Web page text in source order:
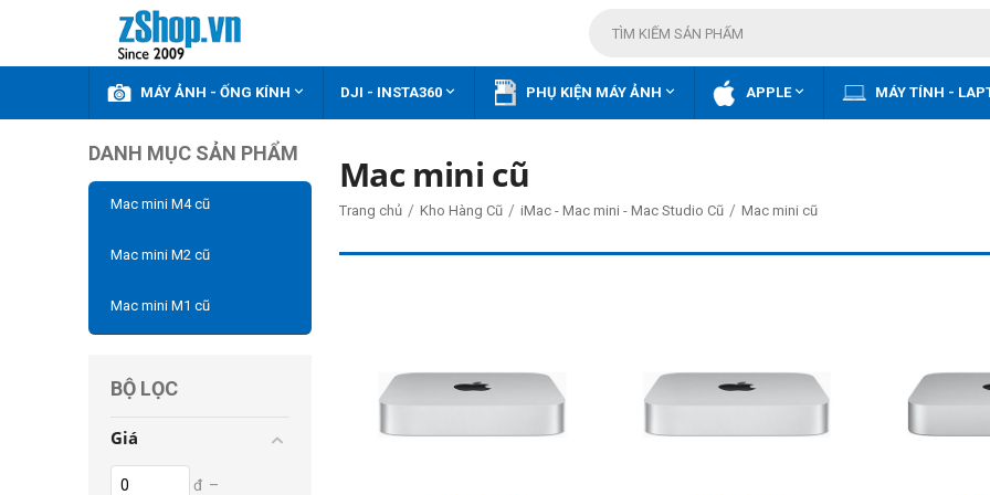
KHUYẾN MÃI
MÁY ẢNH - ỐNG KÍNH  DJI - INSTA360  PHỤ KIỆN MÁY ẢNH  APPLE MÁY TÍNH -
DANH MỤC SẢN PHẨM
Mac mini M4 cũ
Mac mini M2 cũ
Mac mini M1 cũ
BỘ LỌC
Giá
đ –
Mac mini cũ
Trang chủ / Kho Hàng Cũ / iMac - Mac mini - Mac Studio Cũ / Mac mini cũ